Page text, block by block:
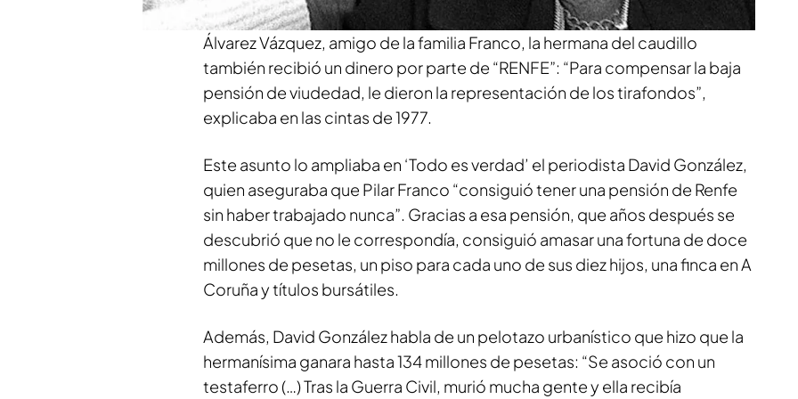
Sin embargo, esa pensión no sería lo único que habría cobrado. Según
Álvarez Vázquez, amigo de la familia Franco, la hermana del caudillo
también recibió un dinero por parte de “RENFE”: “Para compensar la baja
pensión de viudedad, le dieron la representación de los tirafondos”,
explicaba en las cintas de 1977.
Este asunto lo ampliaba en ‘Todo es verdad’ el periodista David González,
quien aseguraba que Pilar Franco “consiguió tener una pensión de Renfe
sin haber trabajado nunca”. Gracias a esa pensión, que años después se
descubrió que no le correspondía, consiguió amasar una fortuna de doce
millones de pesetas, un piso para cada uno de sus diez hijos, una finca en A
Coruña y títulos bursátiles.
Además, David González habla de un pelotazo urbanístico que hizo que la
hermanísima ganara hasta 134 millones de pesetas: “Se asoció con un
testaferro (…) Tras la Guerra Civil, murió mucha gente y ella recibía